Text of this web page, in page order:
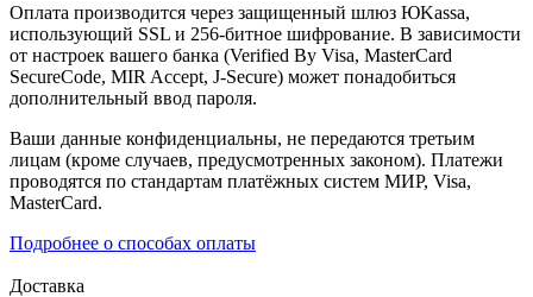
Оплата производится через защищенный шлюз ЮKassa,
использующий SSL и 256-битное шифрование. В зависимости
от настроек вашего банка (Verified By Visa, MasterCard
SecureCode, MIR Accept, J-Secure) может понадобиться
дополнительный ввод пароля.
Ваши данные конфиденциальны, не передаются третьим
лицам (кроме случаев, предусмотренных законом). Платежи
проводятся по стандартам платёжных систем МИР, Visa,
MasterCard.
Подробнее о способах оплаты
Доставка